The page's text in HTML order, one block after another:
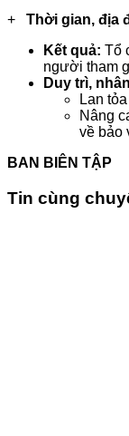
+ Thời gian, địa
Kết quả: Tổ
người tham
Duy trì,
Lan
Nâng
về bảo
BAN BIÊN TẬP
Tin cùng